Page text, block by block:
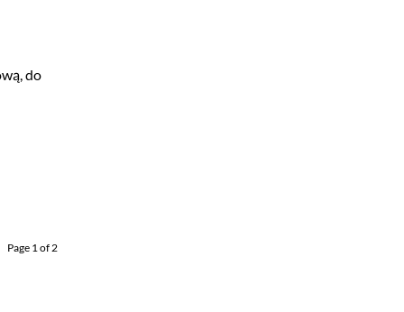
do
Page 1 of 2